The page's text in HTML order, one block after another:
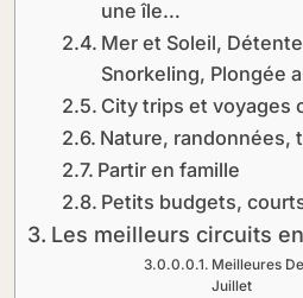
une île…
Mer et Soleil,
Snorkeling, Plongée
City trips et voyages
Nature, randonnées,
Partir en famille
Petits budgets,
Les meilleurs circuits
Meilleures
Juillet